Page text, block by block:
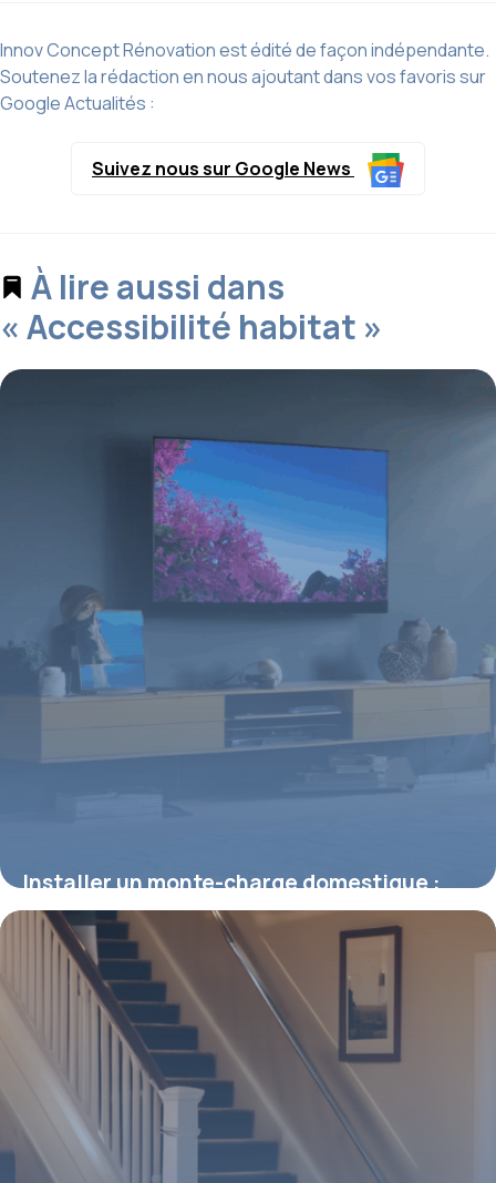
Innov Concept Rénovation est édité de façon indépendante.
Soutenez la rédaction en nous ajoutant dans vos favoris sur
Google Actualités :
Suivez nous sur Google News
À lire aussi dans
« Accessibilité habitat »
Installer un monte-charge domestique :
solutions innovantes pour la maison
moderne
4 juillet 2025